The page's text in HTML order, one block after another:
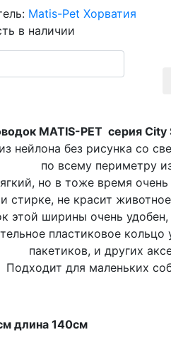
Matis-Pet Хорватия
в наличии
MATIS-PET серия City
нейлона без рисунка со
по всему периметру
но в тоже время
стирке, не красит
этой ширины очень
пластиковое кольцо
пакетиков, и других
Подходит для маленьких
длина 140см